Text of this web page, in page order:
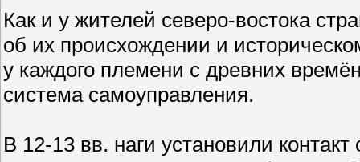
Как и у жителей северо-востока
об их происхождении и
у каждого племени с древних
система самоуправления.
В 12-13 вв. наги установили